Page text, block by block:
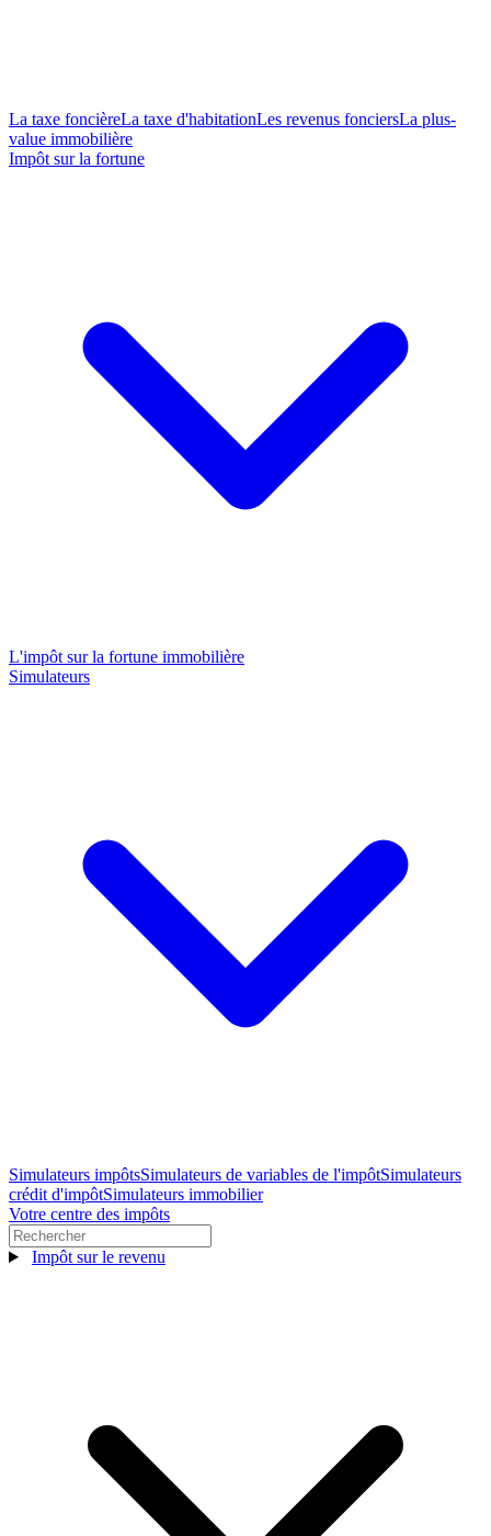
La taxe foncièreLa taxe d'habitationLes revenus fonciersLa plus-
value immobilière
Impôt sur la fortune
L'impôt sur la fortune immobilière
Simulateurs
Simulateurs impôtsSimulateurs de variables de l'impôtSimulateurs
crédit d'impôtSimulateurs immobilier
Votre centre des impôts
Impôt sur le revenu